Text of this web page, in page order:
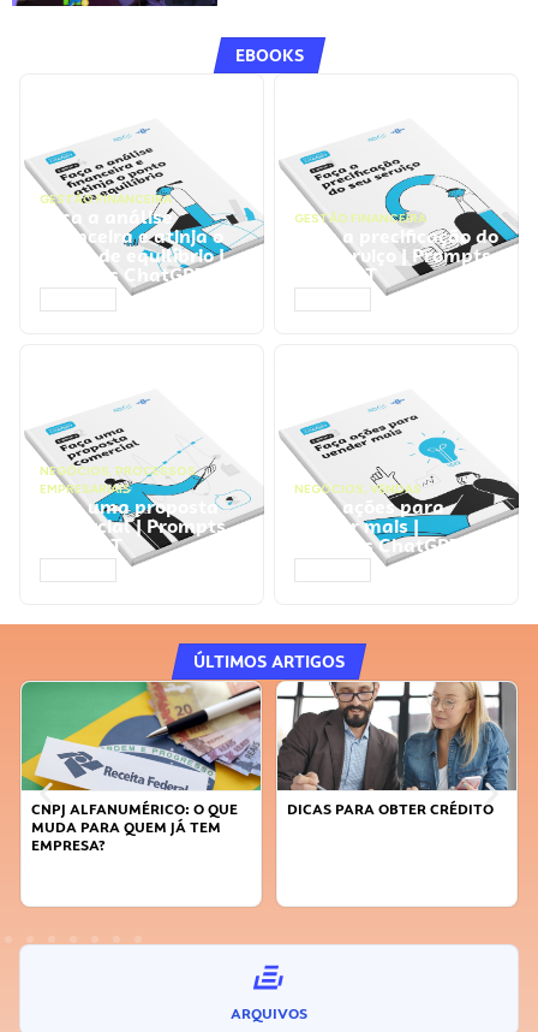
EBOOKS
GESTÃO FINANCEIRA
Faça a análise
financeira e atinja o
ponto de equilíbrio |
Prompts ChatGPT
GESTÃO FINANCEIRA
Faça a precificação do
seu serviço | Prompts
ChatGPT
NEGÓCIOS, PROCESSOS
EMPRESARIAIS
Faça uma proposta
comercial | Prompts
ChatGPT
NEGÓCIOS, VENDAS
Faça ações para
vender mais |
Prompts ChatGPT
ÚLTIMOS ARTIGOS
CNPJ ALFANUMÉRICO: O QUE
MUDA PARA QUEM JÁ TEM
EMPRESA?
DICAS PARA OBTER CRÉDITO
ARQUIVOS